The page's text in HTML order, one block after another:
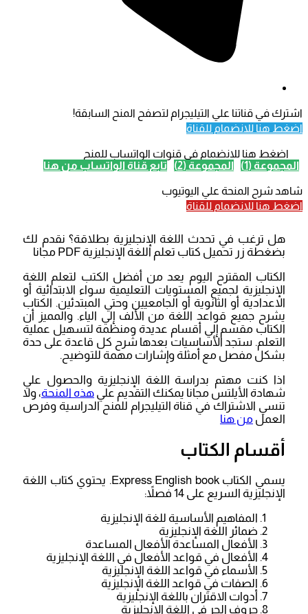
اشترك في قناتنا علي التيليجرام لتصفح المنح السابقة!
اضغط هنا للانضمام للقناة
اضغط هنا للانضمام في قنوات الواتساب للمنح
المجموعة (1)
المجموعة (2) تابع قناة الواتساب من هنا
شاهد شرح المنحة علي اليوتيوب
اضغط هنا للانضمام للقناة
هل ترغب في تحدث اللغة الإنجليزية بطلاقة؟ نقدم لك
بضغطة زر تحميل كتاب تعلم اللغة الإنجليزية PDF مجانا
الكتاب المقترح اليوم يعد من أفضل الكتب لتعلم اللغة
الإنجليزية لجميع المستويات التعليمية سواء الابتدائية أو
الاعدادية أو الثانوية أو الجامعيين وحتي المبتدئين. الكتاب
يشرح جميع قواعد اللغة من الألف إلي الياء. والمميز أن
الكتاب مقسم إلي أقسام عديدة ومنظمة لتسهيل عملية
التعلم. ستجد الأساسيات بعدها شرح كل قاعدة على حدة
بشكل مفصل مع أمثلة وإشارات مهمة للتوضيح.
اذا كنت مهتم بدراسة اللغة الإنجليزية والحصول علي
شهادة الأيلتس مجانا يمكنك التقديم علي هذه المنحة، ولا
تنسي الاشتراك في قناة التيليجرام للمنح الدراسية وفرص
العمل من هنا
أقسام الكتاب
يسمي الكتاب Express English book. يحتوي كتاب اللغة
الإنجليزية السريع على 14 فصلاً:
المفاهيم الأساسية للغة الإنجليزية
ضمائر اللغة الإنجليزية
الأفعال المساعدة الأفعال المساعدة
الأفعال في قواعد الأفعال في اللغة الإنجليزية
الأسماء في قواعد اللغة الإنجليزية
الصفات في قواعد اللغة الإنجليزية
أدوات الاقتران باللغة الإنجليزية
حروف الجر في اللغة الإنجليزية